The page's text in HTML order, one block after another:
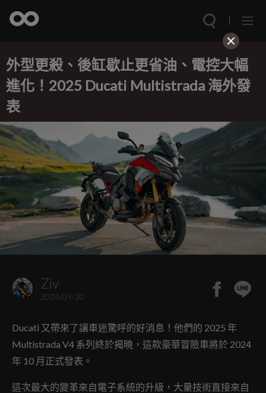
外型更殺、後缸歇止更省油、電控大幅
進化！2025 Ducati Multistrada 海外發
表
Ziv
2024/09/20
Ducati 又帶來了讓車迷驚呼的好消息！他們的 2025 年
Multistrada V4 系列終於揭曉，這款豪華冒險車將於 2024
年 10 月正式發表。
這次最大的變革來自電子系統的升級，大量技術直接來自